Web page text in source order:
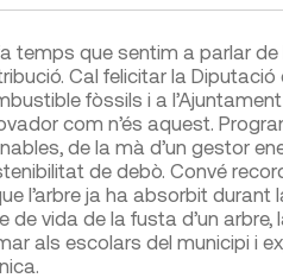
temps que sentim a parlar
Cal felicitar la
fòssils i a
com n’és aquest.
de la mà d’un gestor
de debò. Convé
l’arbre ja ha absorbit durant
de vida de la fusta d’un
als escolars del municipi i